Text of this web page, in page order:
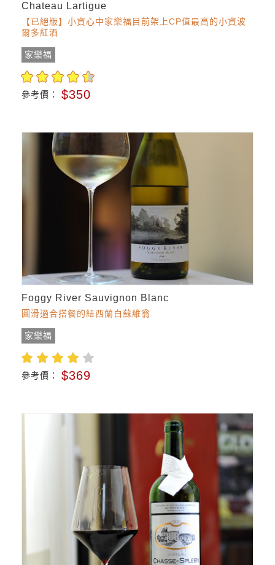
Chateau Lartigue
【已絕版】小資心中家樂福目前架上CP值最高的小資波
爾多紅酒
家樂福
參考價： $350
Foggy River Sauvignon Blanc
圓滑適合搭餐的紐西蘭白蘇維翁
家樂福
參考價： $369